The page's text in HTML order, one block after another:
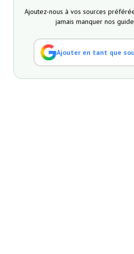
Ajoutez-nous à vos sources
jamais manquer nos
Ajouter en tant que